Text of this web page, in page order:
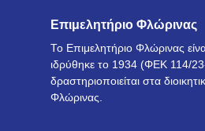
Επιμελητήριο Φλώρινας
Το Επιμελητήριο Φλώρινας
ιδρύθηκε το 1934 (ΦΕΚ 114/
δραστηριοποιείται στα
Φλώρινας.